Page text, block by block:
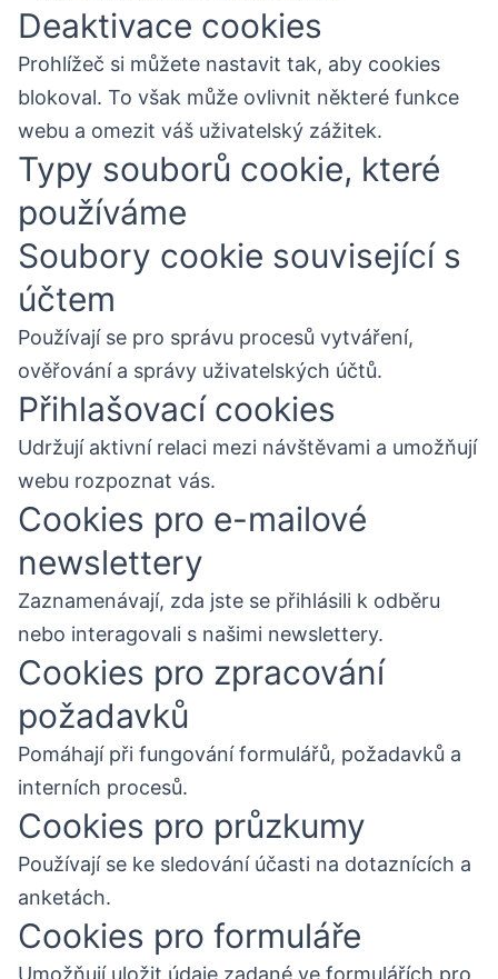
Deaktivace cookies
Prohlížeč si můžete nastavit tak, aby cookies
blokoval. To však může ovlivnit některé funkce
webu a omezit váš uživatelský zážitek.
Typy souborů cookie, které
používáme
Soubory cookie související s
účtem
Používají se pro správu procesů vytváření,
ověřování a správy uživatelských účtů.
Přihlašovací cookies
Udržují aktivní relaci mezi návštěvami a umožňují
webu rozpoznat vás.
Cookies pro e-mailové
newslettery
Zaznamenávají, zda jste se přihlásili k odběru
nebo interagovali s našimi newslettery.
Cookies pro zpracování
požadavků
Pomáhají při fungování formulářů, požadavků a
interních procesů.
Cookies pro průzkumy
Používají se ke sledování účasti na dotaznících a
anketách.
Cookies pro formuláře
Umožňují uložit údaje zadané ve formulářích pro